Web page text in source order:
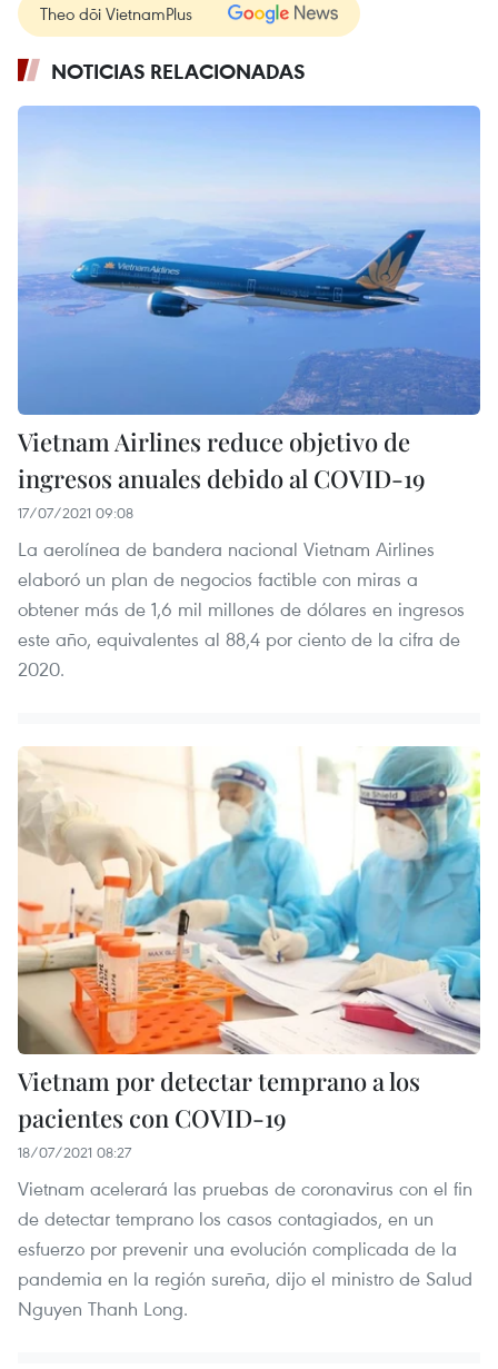
Theo dõi VietnamPlus
NOTICIAS RELACIONADAS
Vietnam Airlines reduce objetivo de
ingresos anuales debido al COVID-19
17/07/2021 09:08
La aerolínea de bandera nacional Vietnam Airlines
elaboró un plan de negocios factible con miras a
obtener más de 1,6 mil millones de dólares en ingresos
este año, equivalentes al 88,4 por ciento de la cifra de
2020.
Vietnam por detectar temprano a los
pacientes con COVID-19
18/07/2021 08:27
Vietnam acelerará las pruebas de coronavirus con el fin
de detectar temprano los casos contagiados, en un
esfuerzo por prevenir una evolución complicada de la
pandemia en la región sureña, dijo el ministro de Salud
Nguyen Thanh Long.